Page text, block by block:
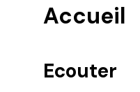
Accueil
Ecouter